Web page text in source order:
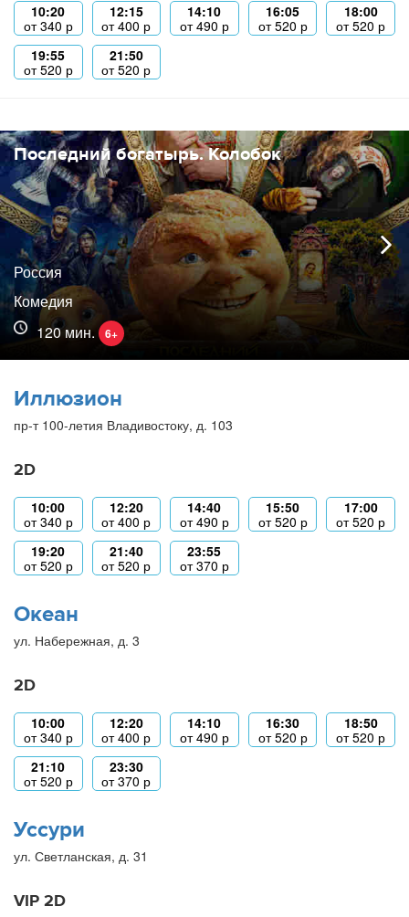
10:20
от340 р
12:15
от400 р
14:10
от490 р
16:05
от520 р
18:00
от520 р
19:55
от520 р
21:50
от520 р
Последний богатырь. Колобок
Россия
Комедия
120 мин.
6+
Иллюзион
пр-т 100-летия Владивостоку, д. 103
2D
10:00
от340 р
12:20
от400 р
14:40
от490 р
15:50
от520 р
17:00
от520 р
19:20
от520 р
21:40
от520 р
23:55
от370 р
Океан
ул. Набережная, д. 3
2D
10:00
от340 р
12:20
от400 р
14:10
от490 р
16:30
от520 р
18:50
от520 р
21:10
от520 р
23:30
от370 р
Уссури
ул. Светланская, д. 31
VIP 2D